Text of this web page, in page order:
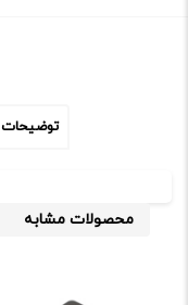
توضیحات
محصولات مشابه